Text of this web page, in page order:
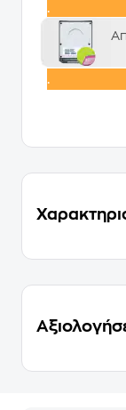
.
.